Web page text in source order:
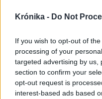
Krónika - Do Not
If you wish to opt-out of
processing of your
targeted advertising by us,
section to confirm your
opt-out request is
interest-based ads based
Az egyetem